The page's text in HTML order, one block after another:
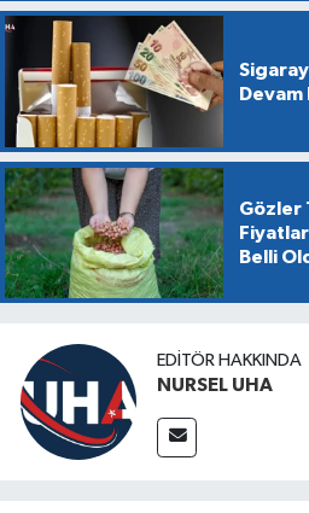
Devam
Gözler
Belli
EDITÖR HAKKINDA
NURSEL UHA